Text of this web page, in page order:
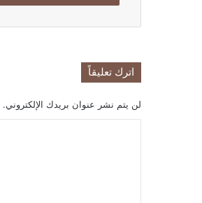
اترك تعليقاً
لن يتم نشر عنوان بريدك الإلكتروني.